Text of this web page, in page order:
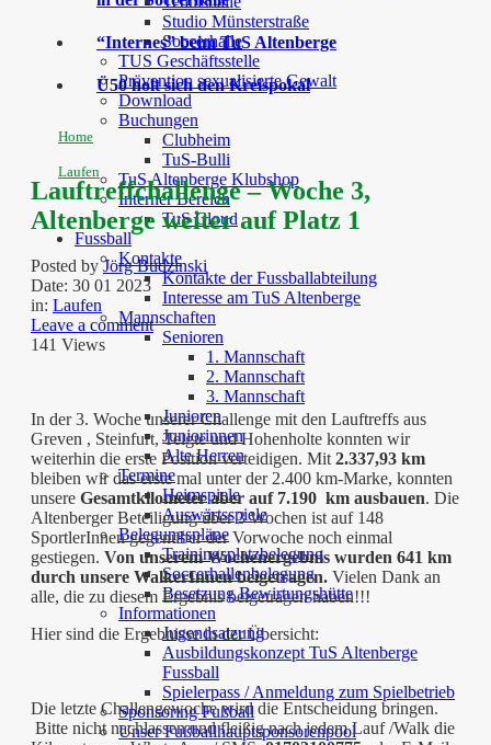
Studio Münsterstraße
Soccerhalle
TUS Geschäftsstelle
Prävention sexualisierte Gewalt
Download
Buchungen
Clubheim
TuS-Bulli
TuS Altenberge Klubshop
Interner Bereich
TuS Cloud
Fussball
Kontakte
Kontakte der Fussballabteilung
Interesse am TuS Altenberge
Mannschaften
Senioren
1. Mannschaft
2. Mannschaft
3. Mannschaft
Junioren
Juniorinnen
Alte Herren
Termine
Heimspiele
Auswärtsspiele
Belegungspläne
Trainingsplatzbelegung
Soccerhallenbelegung
Besetzung Bewirtungshütte
Informationen
Jugendsatzung
Ausbildungskonzept TuS Altenberge
Fussball
Spielerpass / Anmeldung zum Spielbetrieb
Sponsoring Fußball
Unser Fußballhauptsponsorenpool
“Internes” beim TuS Altenberge
Ü50 holt sich den Kreispokal
Home
Laufen
Lauftreffchallenge – Woche 3,
Altenberge weiter auf Platz 1
Posted byJörg Budzinski
Date: 30 01 2023
in: Laufen
Leave a comment
141 Views
In der 3. Woche unserer Challenge mit den Lauftreffs aus
Greven , Steinfurt, Telgte und Hohenholte konnten wir
weiterhin die erste Position verteidigen. Mit2.337,93 km
bleiben wir das erste mal unter der 2.400 km-Marke, konnten
unsere Gesamtkilometer aber auf 7.190 km ausbauen. Die
Altenberger Beteiligung über 3 Wochen ist auf 148
SportlerInnen gegenüber der Vorwoche noch einmal
gestiegen. Von unserem Wochenergebnis wurden 641 km
durch unsere WalkerInnen beigetragen. Vielen Dank an
alle, die zu diesem Ergebnis beigetragen haben!!!
Hier sind die Ergebnisse in der Übersicht:
Die letzte Challengewoche wird die Entscheidung bringen.
Bitte nicht nachlassen und fleißig nach jedem Lauf /Walk die